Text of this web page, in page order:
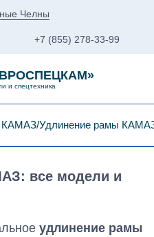
Челны
+7 (855) 278-33-99
и спецтехника
КАМАЗ Удлинение рамы
все модели и
удлинение рамы